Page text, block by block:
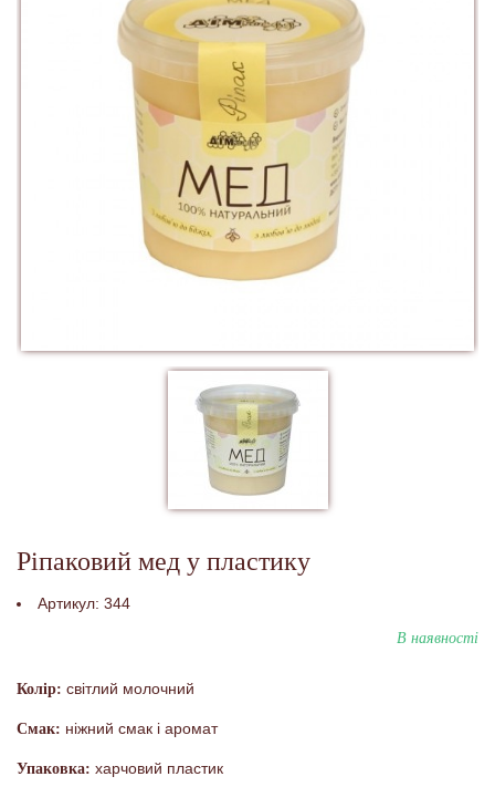
Ріпаковий мед у пластику
Артикул: 344
В наявності
Колір: світлий молочний
Смак: ніжний смак і аромат
Упаковка: харчовий пластик